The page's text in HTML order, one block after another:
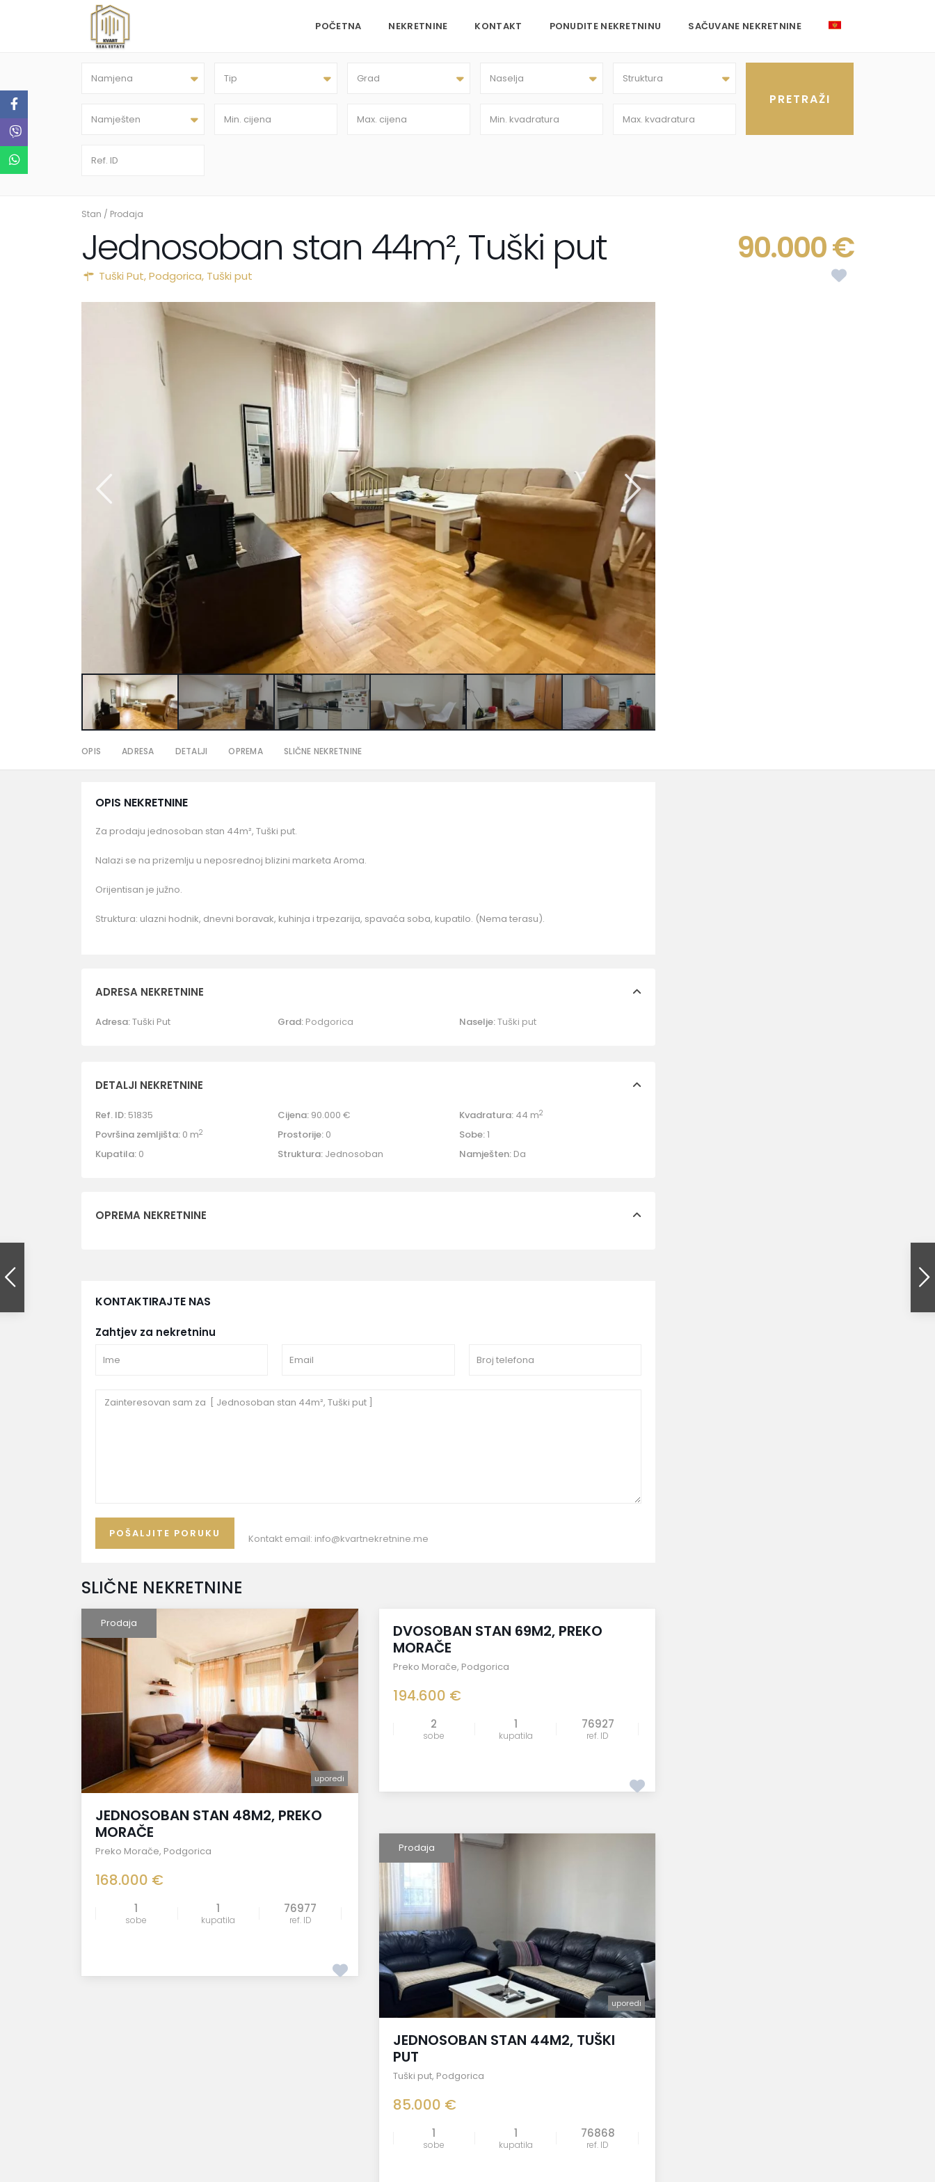
POČETNA NEKRETNINE KONTAKT PONUDITE NEKRETNINU SAČUVANE NEKRETNINE
Namjena Tip Grad Naselja Struktura
Namješten
Stan / Prodaja
Jednosoban stan 44m², Tuški put 90.000 €
Tuški Put,Podgorica, Tuški put
OPIS ADRESA DETALJI OPREMA SLIČNE NEKRETNINE
OPIS NEKRETNINE
Za prodaju jednosoban stan 44m², Tuški put.
Nalazi se na prizemlju u neposrednoj blizini marketa Aroma.
Orijentisan je južno.
Struktura: ulazni hodnik, dnevni boravak, kuhinja i trpezarija, spavaća soba, kupatilo. (Nema terasu).
ADRESA NEKRETNINE
Adresa:Tuški Put Grad: Podgorica Naselje:Tuški put
DETALJI NEKRETNINE
Ref. ID: 51835 Cijena: 90.000 € Kvadratura: 44 m2
Površina zemljišta: 0 m2 Prostorije:0 Sobe:1
Kupatila: 0 Struktura:Jednosoban Namješten: Da
OPREMA NEKRETNINE
KONTAKTIRAJTE NAS
Zahtjev za nekretninu
Kontakt email: info@kvartnekretnine.me
SLIČNE NEKRETNINE
Prodaja
uporedi
JEDNOSOBAN STAN 48M2, PREKO
MORAČE
Preko Morače, Podgorica
168.000 €
1
sobe
1
kupatila
76977
ref. ID
Prodaja
DVOSOBAN STAN 69M2, PREKO
MORAČE
Preko Morače, Podgorica
194.600 €
2
sobe
1
kupatila
76927
ref. ID
Prodaja
uporedi
JEDNOSOBAN STAN 44M2, TUŠKI
PUT
Tuški put, Podgorica
85.000 €
1
sobe
1
kupatila
76868
ref. ID